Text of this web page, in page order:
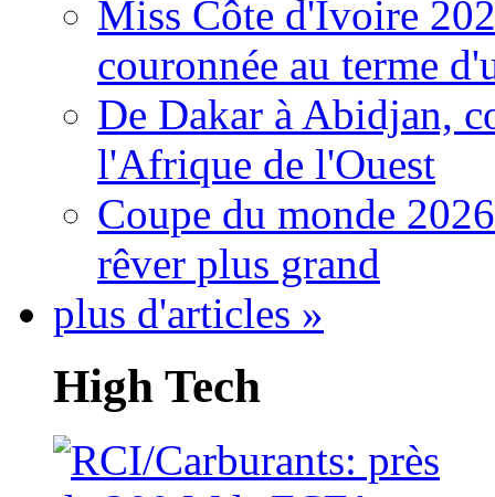
Miss Côte d'Ivoire
couronnée au terme
De Dakar à Abidjan,
l'Afrique de l'Ouest
Coupe du monde
rêver plus grand
plus d'articles »
High Tech